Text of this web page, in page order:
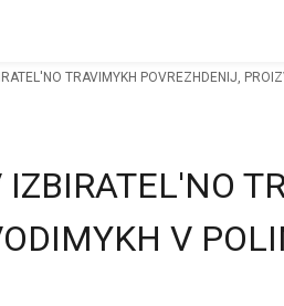
TRAVIMYKH POVREZHDENIJ,
V